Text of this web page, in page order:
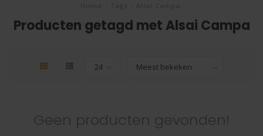
Producten getagd met Alsai Campa
Geen producten gevonden!